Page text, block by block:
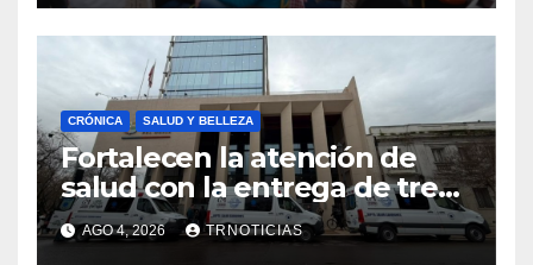
emprendimiento
CRÓNICA SALUD Y BELLEZA
Fortalecen la atención de
salud con la entrega de tres
nuevas ambulancias para
Cauquenes y Sagrada Familia
AGO 4, 2026 TRNOTICIAS